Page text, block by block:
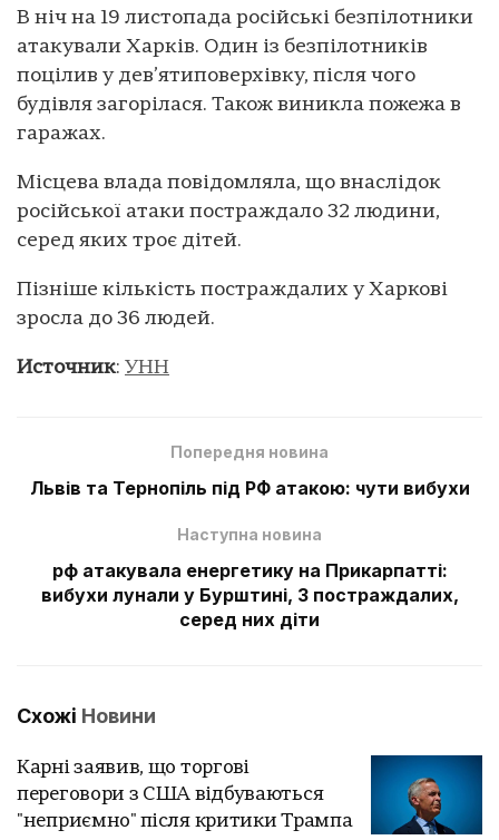
В ніч на 19 листопада російські безпілотники
атакували Харків. Один із безпілотників
поцілив у дев’ятиповерхівку, після чого
будівля загорілася. Також виникла пожежа в
гаражах.
Місцева влада повідомляла, що внаслідок
російської атаки постраждало 32 людини,
серед яких троє дітей.
Пізніше кількість постраждалих у Харкові
зросла до 36 людей.
Источник: УНН
Попередня новина
Львів та Тернопіль під РФ атакою: чути вибухи
Наступна новина
рф атакувала енергетику на Прикарпатті:
вибухи лунали у Бурштині, 3 постраждалих,
серед них діти
Схожі Новини
Карні заявив, що торгові
переговори з США відбуваються
"неприємно" після критики Трампа